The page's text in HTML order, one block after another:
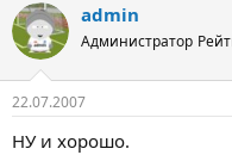
admin
Администратор
22.07.2007
НУ и хорошо.